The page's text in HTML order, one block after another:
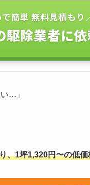
簡単 無料見積もり
除業者に依
…」
、1坪1,320円〜の低